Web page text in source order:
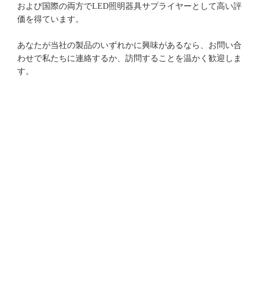
および国際の両方でLED照明器具サプライヤーとして高い評
あなたが当社の製品のいずれかに興味があるなら、お問い合
わせで私たちに連絡するか、訪問することを温かく歓迎しま